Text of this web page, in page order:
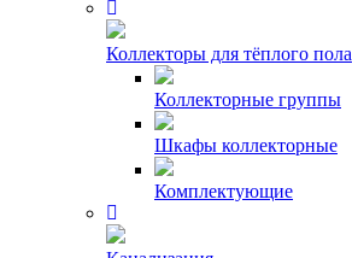
Коллекторы для тёплого пола
Коллекторные группы
Шкафы коллекторные
Комплектующие